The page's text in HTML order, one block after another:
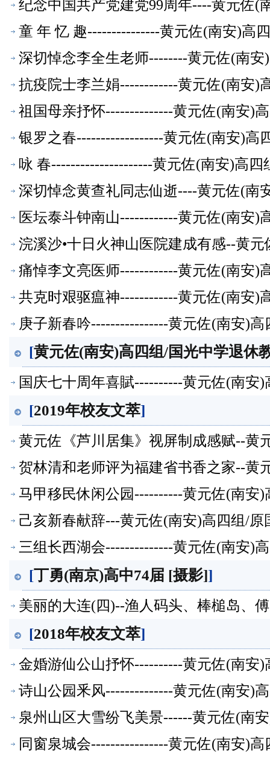
纪念中国共产党建党99周年----黄元佐(
童 年 忆 趣---------------黄元佐(南安)高
深切悼念李全生老师--------黄元佐(南
抗疫院士李兰娟------------黄元佐(南安)
祖国母亲抒怀--------------黄元佐(南安)
银罗之春------------------黄元佐(南安)高
咏 春---------------------黄元佐(南安)高
深切悼念黄查礼同志仙逝----黄元佐(南
医坛泰斗钟南山------------黄元佐(南安)
浣溪沙•十日火神山医院建成有感--黄
痛悼李文亮医师------------黄元佐(南安)
共克时艰驱瘟神------------黄元佐(南安)
庚子新春吟----------------黄元佐(南安)
[黄元佐(南安)高四组/国光中学退休
国庆七十周年喜賦----------黄元佐(南安
[2019年校友文萃]
黄元佐《芦川居集》视屏制成感赋--黄
萃】
贺林清和老师评为福建省书香之家--黄
萃】
马甲移民休闲公园----------黄元佐(南安
己亥新春献辞---黄元佐(南安)高四组/
三组长西湖会--------------黄元佐(南安)
[丁勇(南京)高中74届 [摄影]]
美丽的大连(四)--渔人码头、棒槌岛、
[2018年校友文萃]
金婚游仙公山抒怀----------黄元佐(南安
诗山公园釆风--------------黄元佐(南安)
泉州山区大雪纷飞美景------黄元佐(南
同窗泉城会----------------黄元佐(南安)